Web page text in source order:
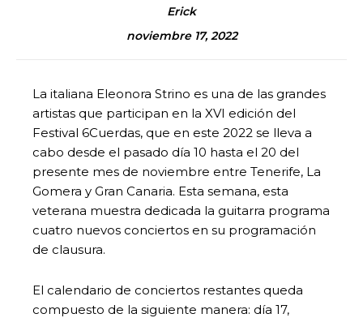
Erick
noviembre 17, 2022
La italiana Eleonora Strino es una de las grandes
artistas que participan en la XVI edición del
Festival 6Cuerdas, que en este 2022 se lleva a
cabo desde el pasado día 10 hasta el 20 del
presente mes de noviembre entre Tenerife, La
Gomera y Gran Canaria. Esta semana, esta
veterana muestra dedicada la guitarra programa
cuatro nuevos conciertos en su programación
de clausura.
El calendario de conciertos restantes queda
compuesto de la siguiente manera: día 17,